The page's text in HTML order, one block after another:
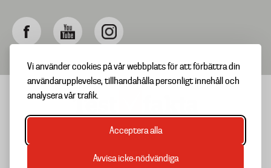
Vi använder cookies på vår webbplats för att förbättra din
användarupplevelse, tillhandahålla personligt innehåll och
analysera vår trafik.
Acceptera alla
Avvisa icke-nödvändiga
Footer
TIPSA OSS
OM TESTFAKTA